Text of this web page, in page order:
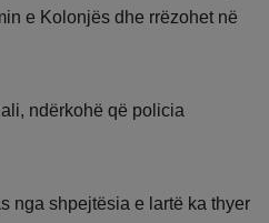
e Kolonjës dhe rrëzohet në
ndërkohë që policia
nga shpejtësia e lartë ka thyer